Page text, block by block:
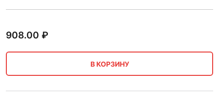
908.00 ₽
В КОРЗИНУ